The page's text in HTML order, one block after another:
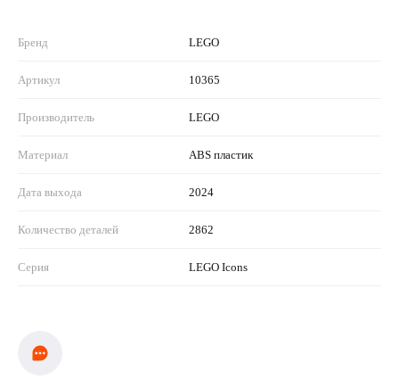
Бренд LEGO
Артикул 10365
Производитель LEGO
Материал ABS пластик
Дата выхода 2024
Количество деталей 2862
Серия LEGO Icons